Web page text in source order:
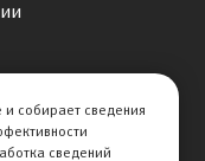
собирает сведения
сведений